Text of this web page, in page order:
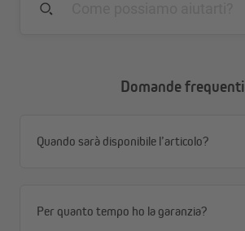
Domande frequenti
Quando sarà disponibile l’articolo?
Per quanto tempo ho la garanzia?